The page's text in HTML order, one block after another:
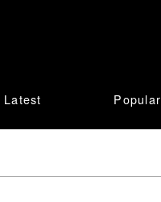
Latest Popular